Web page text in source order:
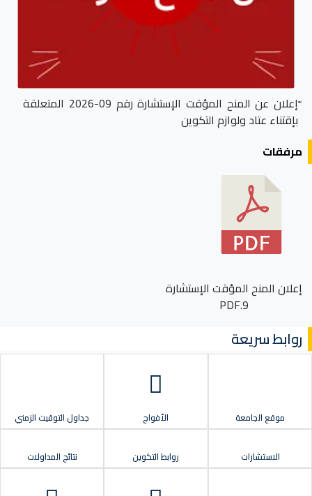
ّإعلان عن المنح المؤقت الإستشارة رقم 09-2026 المتعلقة
بإقتناء عتاد ولوازم التكوين
مرفقات
إعلان المنح المؤقت الإستشارة
9.PDF
روابط سريعة
موقع الجامعة الأفواج جداول التوقيت الزمني
الاستشارات روابط التكوين نتائج المداولات